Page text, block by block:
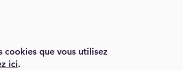
cookies que vous utilisez
ici.